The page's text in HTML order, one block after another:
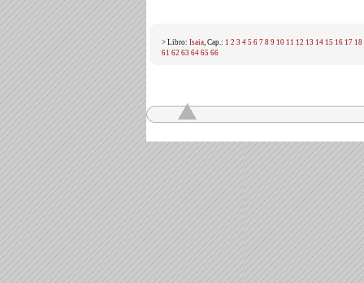
> Libro: Isaia, Cap.: 1 2 3 4 5 6 7 8 9 10 11 12 13 14 15 16 17 18
61 62 63 64 65 66